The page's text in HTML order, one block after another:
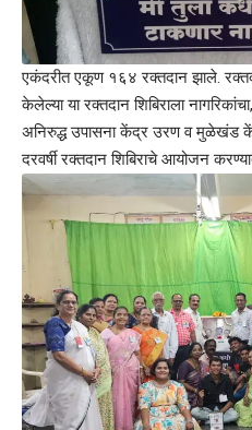
एकंदरीत एकूण १६४ रक्तदान झाले.
केलेल्या या रक्तदान शिबिराला
अनिरुद्ध उपासना केंद्र उरण व मुळेखंड
दरवर्षी रक्तदान शिबिराचे आयोजन